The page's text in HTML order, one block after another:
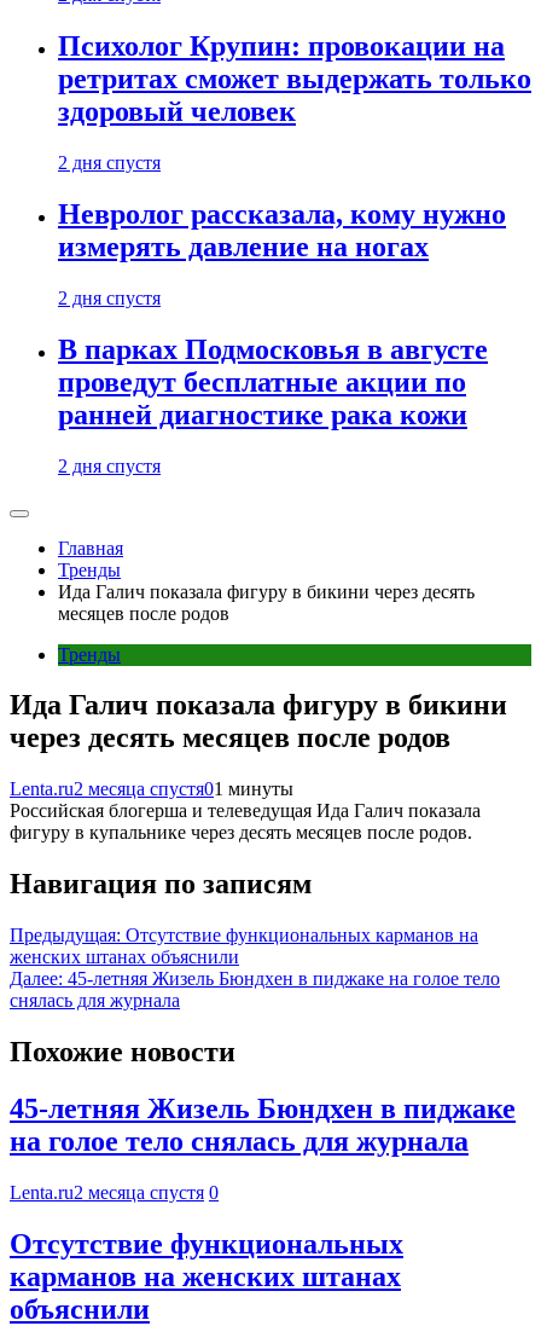
Психолог Крупин: провокации на
ретритах сможет выдержать только
здоровый человек
2 дня спустя
Невролог рассказала, кому нужно
измерять давление на ногах
2 дня спустя
В парках Подмосковья в августе
проведут бесплатные акции по
ранней диагностике рака кожи
2 дня спустя
Главная
Тренды
Ида Галич показала фигуру в бикини через десять
месяцев после родов
Тренды
Ида Галич показала фигуру в бикини
через десять месяцев после родов
Lenta.ru2 месяца спустя01 минуты
Российская блогерша и телеведущая Ида Галич показала
фигуру в купальнике через десять месяцев после родов.
Навигация по записям
Предыдущая: Отсутствие функциональных карманов на
женских штанах объяснили
Далее: 45-летняя Жизель Бюндхен в пиджаке на голое тело
снялась для журнала
Похожие новости
45-летняя Жизель Бюндхен в пиджаке
на голое тело снялась для журнала
Lenta.ru2 месяца спустя 0
Отсутствие функциональных
карманов на женских штанах
объяснили